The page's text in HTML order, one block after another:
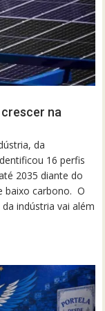
na
da
16 perfis
2035 diante do
baixo carbono. O
indústria vai além